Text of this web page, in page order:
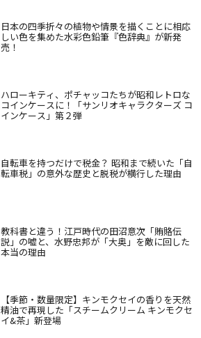
日本の四季折々の植物や情景を描くことに相応
しい色を集めた水彩色鉛筆『色辞典』が新発
売！
ハローキティ、ポチャッコたちが昭和レトロな
コインケースに！「サンリオキャラクターズ コ
インケース」第２弾
自転車を持つだけで税金？ 昭和まで続いた「自
転車税」の意外な歴史と脱税が横行した理由
教科書と違う！江戸時代の田沼意次「賄賂伝
説」の嘘と、水野忠邦が「大奥」を敵に回した
本当の理由
【季節・数量限定】キンモクセイの香りを天然
精油で再現した「スチームクリーム キンモクセ
イ&茶」新登場